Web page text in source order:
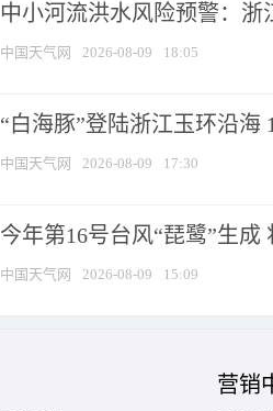
中小河流洪水风险预警：
中国天气网 2026-08-09 18:05
“白海豚”登陆浙江玉环沿海
中国天气网 2026-08-09 17:30
今年第16号台风“琵鹭”生
中国天气网 2026-08-09 15:09
营销